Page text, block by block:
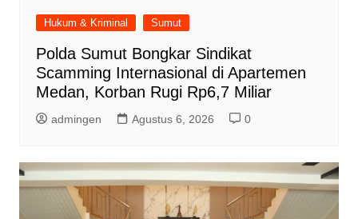
Hukum & Kriminal Sumut
Polda Sumut Bongkar Sindikat
Scamming Internasional di Apartemen
Medan, Korban Rugi Rp6,7 Miliar
admingen Agustus 6, 2026 0